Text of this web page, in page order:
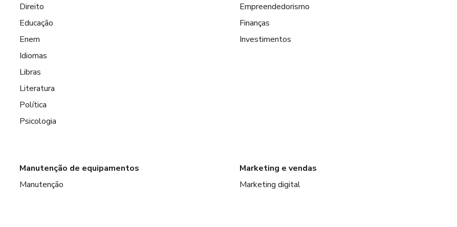
Direito
Educação
Enem
Idiomas
Libras
Literatura
Política
Psicologia
Empreendedorismo
Finanças
Investimentos
Manutenção de equipamentos
Manutenção
Marketing e vendas
Marketing digital